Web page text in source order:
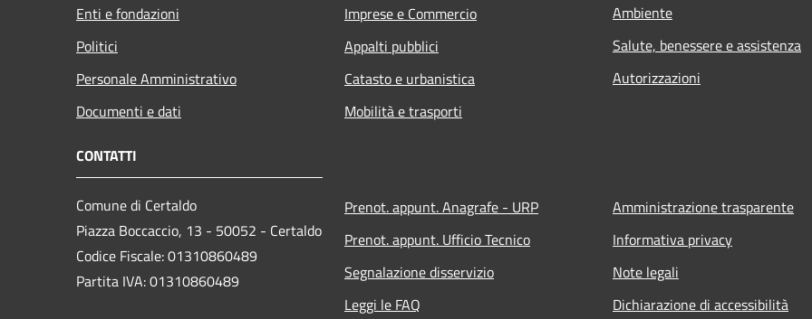
Enti e fondazioni
Politici
Personale Amministrativo
Documenti e dati
Imprese e Commercio
Appalti pubblici
Catasto e urbanistica
Mobilità e trasporti
Ambiente
Salute, benessere e assistenza
Autorizzazioni
CONTATTI
Comune di Certaldo
Piazza Boccaccio, 13 - 50052 - Certaldo
Codice Fiscale: 01310860489
Partita IVA: 01310860489
Prenot. appunt. Anagrafe - URP
Prenot. appunt. Ufficio Tecnico
Segnalazione disservizio
Leggi le FAQ
Amministrazione trasparente
Informativa privacy
Note legali
Dichiarazione di accessibilità